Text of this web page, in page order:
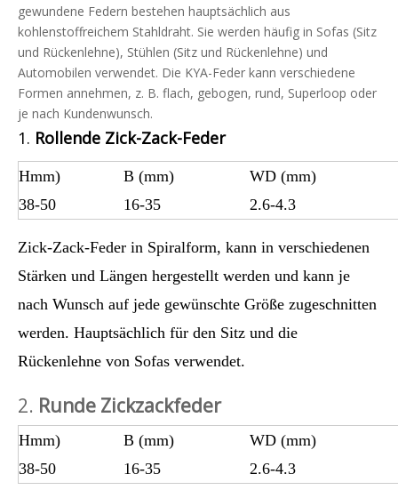
gewundene Federn bestehen hauptsächlich aus
kohlenstoffreichem Stahldraht. Sie werden häufig in Sofas (Sitz
und Rückenlehne), Stühlen (Sitz und Rückenlehne) und
Automobilen verwendet. Die KYA-Feder kann verschiedene
Formen annehmen, z. B. flach, gebogen, rund, Superloop oder
je nach Kundenwunsch.
1. Rollende Zick-Zack-Feder
Hmm) B (mm)
WD (mm)
38-50
16-35 2.6-4.3
Zick-Zack-Feder in Spiralform, kann in verschiedenen
Stärken und Längen hergestellt werden und kann je
nach Wunsch auf jede gewünschte Größe zugeschnitten
werden. Hauptsächlich für den Sitz und die
Rückenlehne von Sofas verwendet.
2. Runde Zickzackfeder
Hmm) B (mm)
WD (mm)
38-50
16-35 2.6-4.3